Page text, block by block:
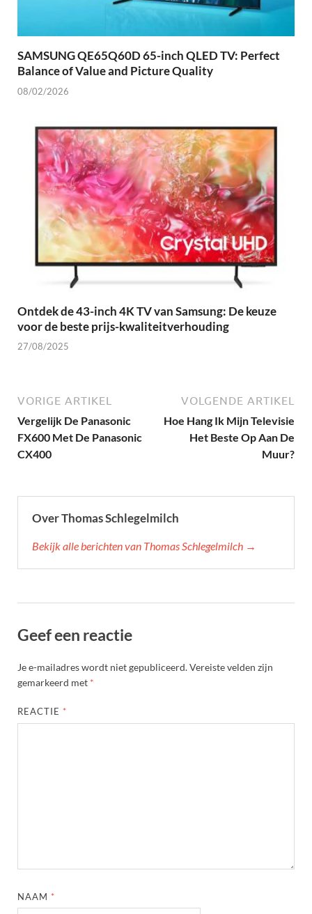
SAMSUNG QE65Q60D 65-inch QLED TV: Perfect
Balance of Value and Picture Quality
08/02/2026
Ontdek de 43-inch 4K TV van Samsung: De keuze
voor de beste prijs-kwaliteitverhouding
27/08/2025
VORIGE ARTIKEL
Vergelijk De Panasonic
FX600 Met De Panasonic
CX400
VOLGENDE ARTIKEL
Hoe Hang Ik Mijn Televisie
Het Beste Op Aan De
Muur?
Over Thomas Schlegelmilch
Bekijk alle berichten van Thomas Schlegelmilch →
Geef een reactie
Je e-mailadres wordt niet gepubliceerd.Vereiste velden zijn
gemarkeerd met *
REACTIE *
NAAM *